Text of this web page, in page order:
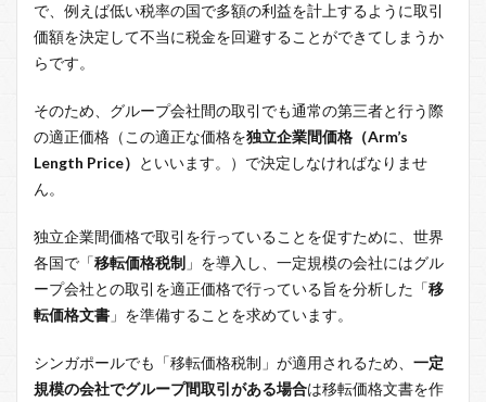
で、例えば低い税率の国で多額の利益を計上するように取引
価額を決定して不当に税金を回避することができてしまうか
らです。
そのため、グループ会社間の取引でも通常の第三者と行う際
の適正価格（この適正な価格を独立企業間価格（Arm’s
Length Price） といいます。）で決定しなければなりませ
ん。
独立企業間価格で取引を行っていることを促すために、世界
各国で「移転価格税制 」を導入し、一定規模の会社にはグル
ープ会社との取引を適正価格で行っている旨を分析した「移
転価格文書 」を準備することを求めています。
シンガポールでも「移転価格税制」が適用されるため、 一定
規模の会社でグループ間取引がある場合は移転価格文書を作